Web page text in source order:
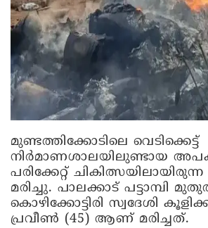
മുണ്ടത്തിക്കോടിലെ വെടിക്കെട്ട്
നിർമാണശാലയിലുണ്ടായ
പരിക്കേറ്റ്
മരിച്ചു. പാലക്കാട് പട്ടാമ്പി
കൊഴിക്കോട്ടിരി സ്വദേശി
പ്രവീൺ (45) ആണ് മരിച്ചത്.